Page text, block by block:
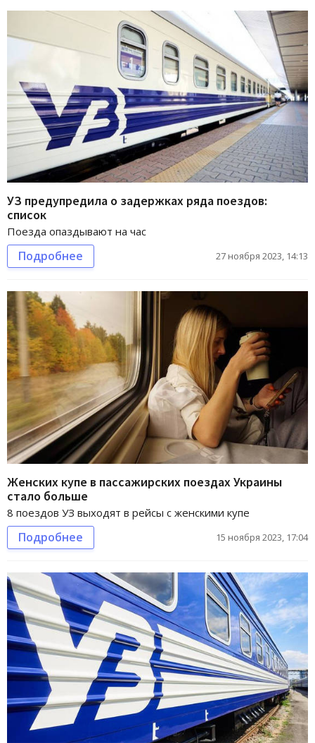
УЗ предупредила о задержках ряда поездов:
список
Поезда опаздывают на час
Подробнее 27 ноября 2023, 14:13
Женских купе в пассажирских поездах Украины
стало больше
8 поездов УЗ выходят в рейсы с женскими купе
Подробнее 15 ноября 2023, 17:04